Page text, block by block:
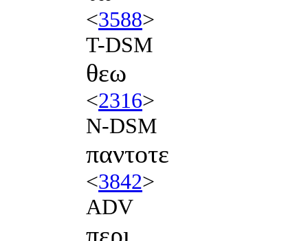
<3588>
T-DSM
θεω
<2316>
N-DSM
παντοτε
<3842>
ADV
περι